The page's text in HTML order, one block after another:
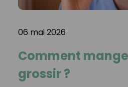
06 mai 2026
Comment
grossir ?